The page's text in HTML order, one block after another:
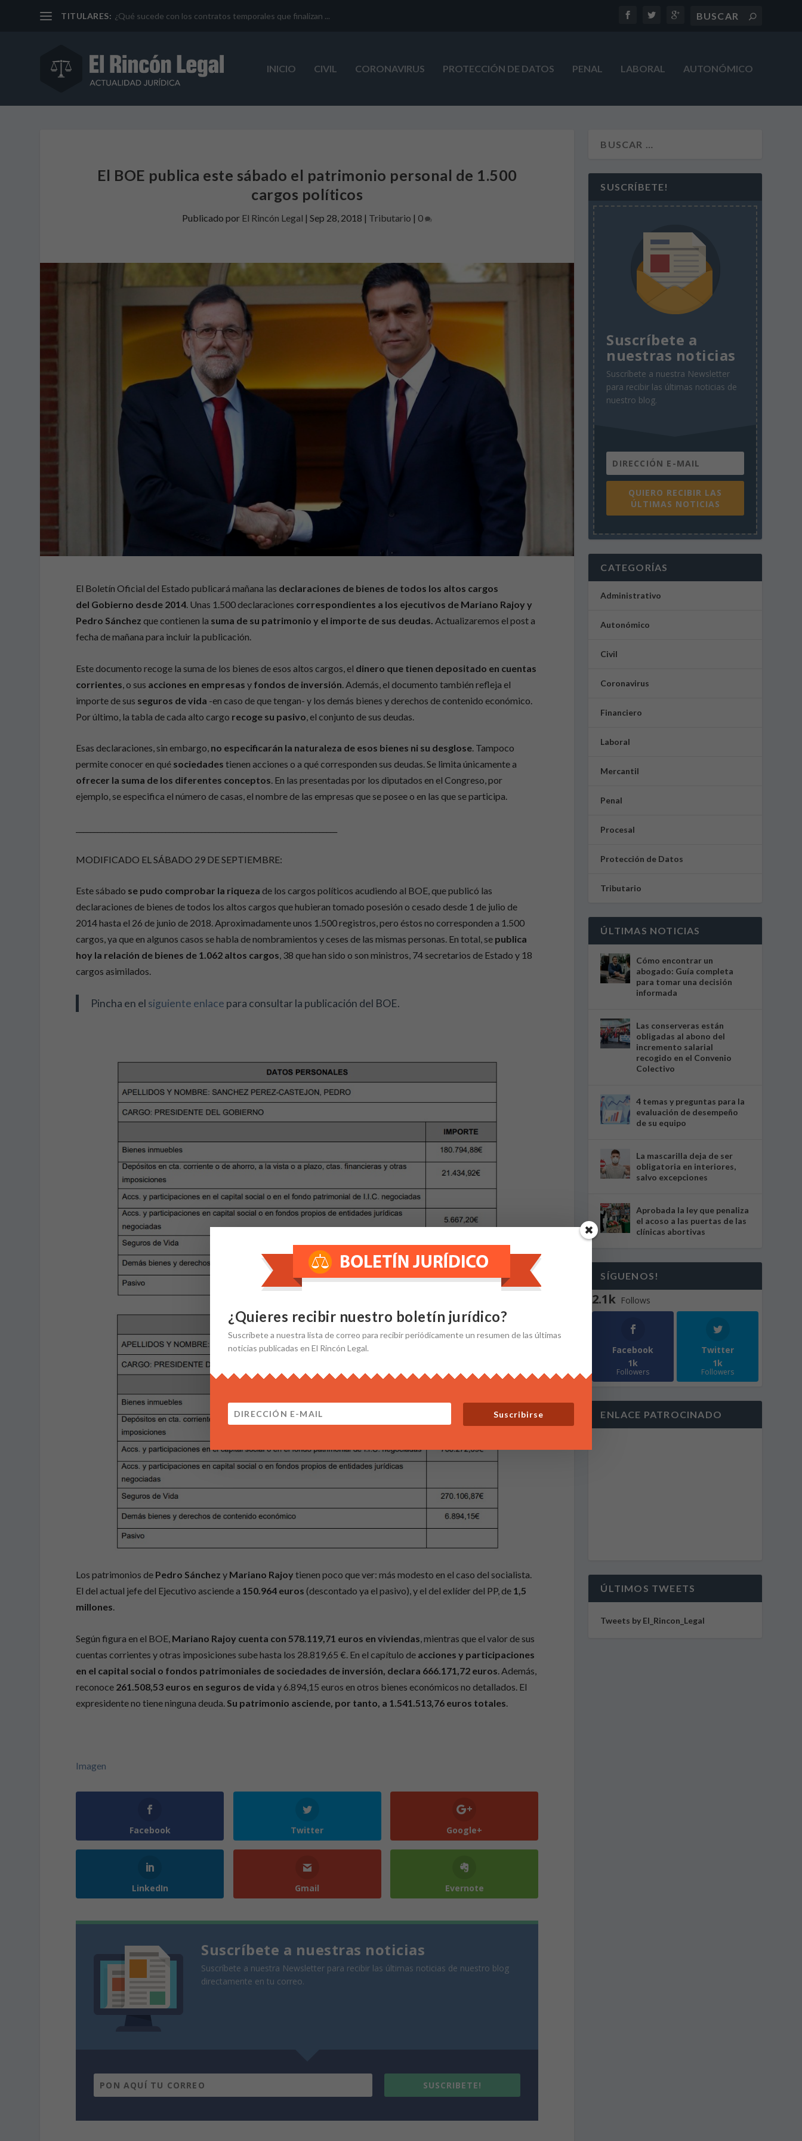
TITULARES: ¿Qué sucede con los contratos temporales que finalizan ...
INICIO CIVIL CORONAVIRUS PROTECCIÓN DE DATOS PENAL LABORAL AUTONÓMICO
El BOE publica este sábado el patrimonio personal de 1.500
cargos políticos
Publicado por El Rincón Legal |Sep 28, 2018 | Tributario |0
El Boletín Oficial del Estado publicará mañana las declaraciones de bienes de todos los altos cargos
del Gobierno desde 2014. Unas 1.500 declaraciones correspondientes a los ejecutivos de Mariano Rajoy y
Pedro Sánchez que contienen la suma de su patrimonio y el importe de sus deudas. Actualizaremos el post a
fecha de mañana para incluir la publicación.
Este documento recoge la suma de los bienes de esos altos cargos, el dinero que tienen depositado en cuentas
corrientes, o sus acciones en empresas y fondos de inversión. Además, el documento también refleja el
importe de sus seguros de vida -en caso de que tengan- y los demás bienes y derechos de contenido económico.
Por último, la tabla de cada alto cargo recoge su pasivo, el conjunto de sus deudas.
Esas declaraciones, sin embargo, no especificarán la naturaleza de esos bienes ni su desglose. Tampoco
permite conocer en qué sociedades tienen acciones o a qué corresponden sus deudas. Se limita únicamente a
ofrecer la suma de los diferentes conceptos. En las presentadas por los diputados en el Congreso, por
ejemplo, se especifica el número de casas, el nombre de las empresas que se posee o en las que se participa.
MODIFICADO EL SÁBADO 29 DE SEPTIEMBRE:
Este sábado se pudo comprobar la riqueza de los cargos políticos acudiendo al BOE, que publicó las
declaraciones de bienes de todos los altos cargos que hubieran tomado posesión o cesado desde 1 de julio de
2014 hasta el 26 de junio de 2018. Aproximadamente unos 1.500 registros, pero éstos no corresponden a 1.500
cargos, ya que en algunos casos se habla de nombramientos y ceses de las mismas personas. En total, se publica
hoy la relación de bienes de 1.062 altos cargos, 38 que han sido o son ministros, 74 secretarios de Estado y 18
cargos asimilados.
Pincha en el siguiente enlace para consultar la publicación del BOE.
Los patrimonios de Pedro Sánchez y Mariano Rajoytienen poco que ver: más modesto en el caso del socialista.
El del actual jefe del Ejecutivo asciende a 150.964 euros (descontado ya el pasivo), y el del exlíder del PP, de 1,5
millones.
Según figura en el BOE, Mariano Rajoy cuenta con 578.119,71 euros en viviendas , mientras que el valor de sus
cuentas corrientes y otras imposiciones sube hasta los 28.819,65 €. En el capítulo de acciones y participaciones
en el capital social o fondos patrimoniales de sociedades de inversión, declara 666.171,72 euros . Además,
reconoce 261.508,53 euros en seguros de vida y 6.894,15 euros en otros bienes económicos no detallados. El
expresidente no tiene ninguna deuda. Su patrimonio asciende, por tanto, a 1.541.513,76 euros totales
Imagen
Facebook Twitter Google+
LinkedIn Gmail Evernote
Suscríbete a nuestras noticias
Suscríbete a nuestra Newsletter para recibir las últimas noticias de nuestro blog
directamente en tu correo.
SUSCRIBETE!
SUSCRÍBETE!
Suscríbete a
nuestras noticias
Suscríbete a nuestra Newsletter
para recibir las últimas noticias de
nuestro blog.
QUIERO RECIBIR LAS
ÚLTIMAS NOTICIAS
CATEGORÍAS
Administrativo
Autonómico
Civil
Coronavirus
Financiero
Laboral
Mercantil
Penal
Procesal
Protección de Datos
Tributario
ÚLTIMAS NOTICIAS
Cómo encontrar un
abogado: Guía completa
para tomar una decisión
informada
Las conserveras están
obligadas al abono del
incremento salarial
recogido en el Convenio
Colectivo
4 temas y preguntas para la
evaluación de desempeño
de su equipo
La mascarilla deja de ser
obligatoria en interiores,
salvo excepciones
Aprobada la ley que penaliza
el acoso a las puertas de las
clínicas abortivas
SÍGUENOS!
2.1k Follows
Facebook
1k
Followers
Twitter
1k
Followers
ENLACE PATROCINADO
ÚLTIMOS TWEETS
Tweets by El_Rincon_Legal
¿Quieres recibir nuestro boletín jurídico?
Suscríbetea nuestra lista de correo para recibir periódicamente un resumen de las últimas
noticias publicadas en El Rincón Legal.
Suscribirse